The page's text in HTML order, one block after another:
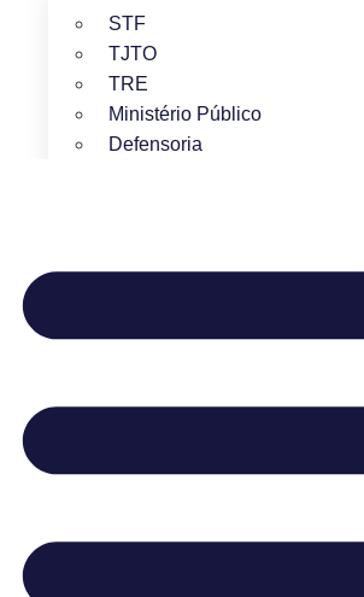
STF
TJTO
TRE
Ministério Público
Defensoria